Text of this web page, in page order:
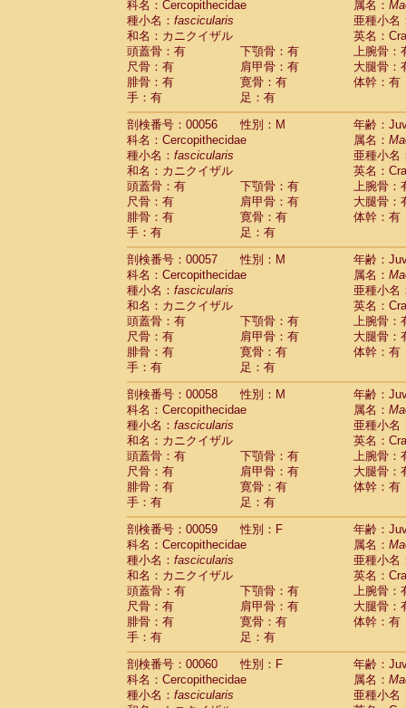
科名：Cercopithecidae
属名：
種小名： fascicularis
亜種小名
和名：カニクイザル
英名：
頭蓋骨：有
下顎骨：有
上腕骨：
尺骨：有
肩甲骨：有
大腿骨：
腓骨：有
寛骨：有
体幹：有
手：有
足：有
剖検番号：00056
性別：M
年齢：
科名：Cercopithecidae
属名：
種小名： fascicularis
亜種小名
和名：カニクイザル
英名：
頭蓋骨：有
下顎骨：有
上腕骨：
尺骨：有
肩甲骨：有
大腿骨：
腓骨：有
寛骨：有
体幹：有
手：有
足：有
剖検番号：00057
性別：M
年齢：
科名：Cercopithecidae
属名：
種小名： fascicularis
亜種小名
和名：カニクイザル
英名：
頭蓋骨：有
下顎骨：有
上腕骨：
尺骨：有
肩甲骨：有
大腿骨：
腓骨：有
寛骨：有
体幹：有
手：有
足：有
剖検番号：00058
性別：M
年齢：
科名：Cercopithecidae
属名：
種小名： fascicularis
亜種小名
和名：カニクイザル
英名：
頭蓋骨：有
下顎骨：有
上腕骨：
尺骨：有
肩甲骨：有
大腿骨：
腓骨：有
寛骨：有
体幹：有
手：有
足：有
剖検番号：00059
性別：F
年齢：
科名：Cercopithecidae
属名：
種小名： fascicularis
亜種小名
和名：カニクイザル
英名：
頭蓋骨：有
下顎骨：有
上腕骨：
尺骨：有
肩甲骨：有
大腿骨：
腓骨：有
寛骨：有
体幹：有
手：有
足：有
剖検番号：00060
性別：F
年齢：
科名：Cercopithecidae
属名：
種小名： fascicularis
亜種小名